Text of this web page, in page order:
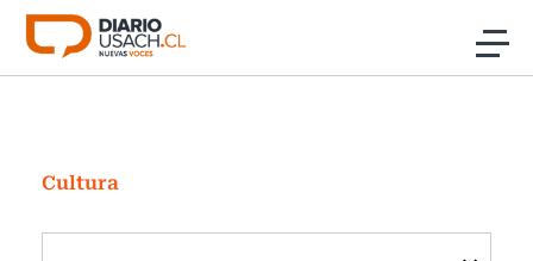
Click acá para ir directamente al contenido
Investigación
Cultura
Cultura